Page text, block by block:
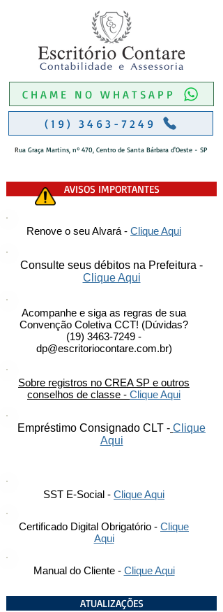
CHAME NO WHATSAPP
(19) 3463-7249
Rua Graça Martins, nº 470, Centro de Santa Bárbara d'Oeste - SP
AVISOS IMPORTANTES
Renove o seu Alvará - Clique Aqui
Consulte seus débitos na Prefeitura -
Clique Aqui
Acompanhe e siga as regras de sua
Convenção Coletiva CCT! (Dúvidas?
(19) 3463-7249 -
dp@escritoriocontare.com.br)
Sobre registros no CREA SP e outros
conselhos de classe - Clique Aqui
Empréstimo Consignado CLT - Clique
Aqui
SST E-Social - Clique Aqui
Certificado Digital Obrigatório - Clique
Aqui
Manual do Cliente - Clique Aqui
ATUALIZAÇÕES